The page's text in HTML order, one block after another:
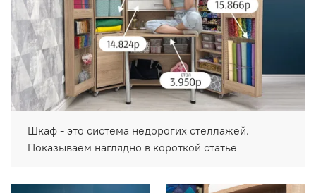
Шкаф - это система недорогих стеллажей.
Показываем наглядно в короткой статье